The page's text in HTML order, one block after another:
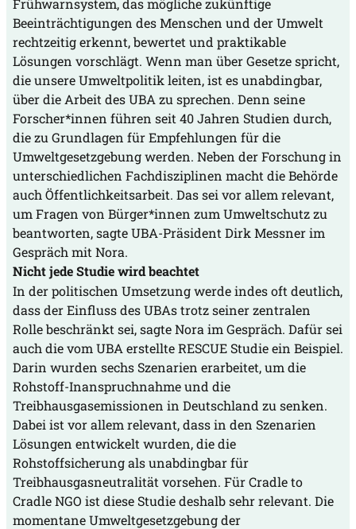
Frühwarnsystem, das mögliche zukünftige
Beeinträchtigungen des Menschen und der Umwelt
rechtzeitig erkennt, bewertet und praktikable
Lösungen vorschlägt. Wenn man über Gesetze spricht,
die unsere Umweltpolitik leiten, ist es unabdingbar,
über die Arbeit des UBA zu sprechen. Denn seine
Forscher*innen führen seit 40 Jahren Studien durch,
die zu Grundlagen für Empfehlungen für die
Umweltgesetzgebung werden. Neben der Forschung in
unterschiedlichen Fachdisziplinen macht die Behörde
auch Öffentlichkeitsarbeit. Das sei vor allem relevant,
um Fragen von Bürger*innen zum Umweltschutz zu
beantworten, sagte UBA-Präsident Dirk Messner im
Gespräch mit Nora.
Nicht jede Studie wird beachtet
In der politischen Umsetzung werde indes oft deutlich,
dass der Einfluss des UBAs trotz seiner zentralen
Rolle beschränkt sei, sagte Nora im Gespräch. Dafür sei
auch die vom UBA erstellte RESCUE Studie ein Beispiel.
Darin wurden sechs Szenarien erarbeitet, um die
Rohstoff-Inanspruchnahme und die
Treibhausgasemissionen in Deutschland zu senken.
Dabei ist vor allem relevant, dass in den Szenarien
Lösungen entwickelt wurden, die die
Rohstoffsicherung als unabdingbar für
Treibhausgasneutralität vorsehen. Für Cradle to
Cradle NGO ist diese Studie deshalb sehr relevant. Die
momentane Umweltgesetzgebung der